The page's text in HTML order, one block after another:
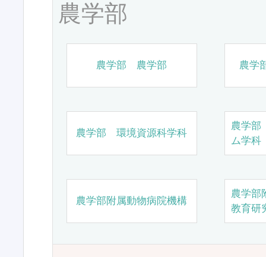
農学部
農学部 農学部 農学
農学部 環境資源科学科
農学
ム学科
農学部附属動物病院機構
農学部
教育研